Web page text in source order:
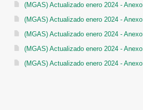
(MGAS) Actualizado enero 2024 -
(MGAS) Actualizado enero 2024 -
(MGAS) Actualizado enero 2024 -
(MGAS) Actualizado enero 2024 -
(MGAS) Actualizado enero 2024 -